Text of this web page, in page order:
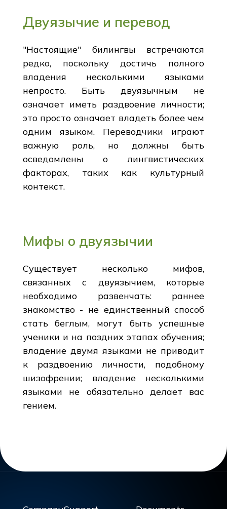
Двуязычие и перевод
"Настоящие" билингвы встречаются
редко, поскольку достичь полного
владения несколькими языками
непросто. Быть двуязычным не
означает иметь раздвоение личности;
это просто означает владеть более чем
одним языком. Переводчики играют
важную роль, но должны быть
осведомлены о лингвистических
факторах, таких как культурный
контекст.
Мифы о двуязычии
Существует несколько мифов,
связанных с двуязычием, которые
необходимо развенчать: раннее
знакомство - не единственный способ
стать беглым, могут быть успешные
ученики и на поздних этапах обучения;
владение двумя языками не приводит
к раздвоению личности, подобному
шизофрении; владение несколькими
языками не обязательно делает вас
гением.